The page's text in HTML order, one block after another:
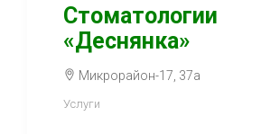
Стоматологии
«Деснянка»
Микрорайон-17, 37а
Услуги